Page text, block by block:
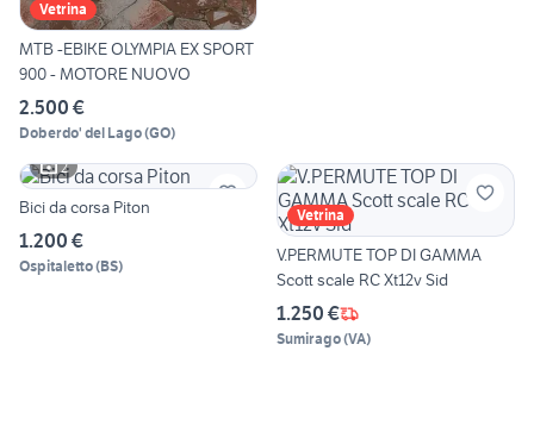
Vetrina
MTB -EBIKE OLYMPIA EX SPORT
900 - MOTORE NUOVO
2.500 €
Doberdo' del Lago(GO)
2
Bici da corsa Piton
1.200 €
Ospitaletto(BS)
Vetrina
V.PERMUTE TOP DI GAMMA
Scott scale RC Xt12v Sid
1.250 €
Sumirago(VA)